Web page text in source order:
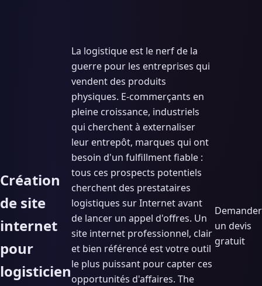
Création
de site
internet
pour
logisticien
La logistique est le nerf de la
guerre pour les entreprises qui
vendent des produits
physiques. E-commerçants en
pleine croissance, industriels
qui cherchent à externaliser
leur entrepôt, marques qui ont
besoin d'un fulfillment fiable :
tous ces prospects potentiels
cherchent des prestataires
logistiques sur Internet avant
de lancer un appel d'offres. Un
site internet professionnel, clair
et bien référencé est votre outil
le plus puissant pour capter ces
opportunités d'affaires. The
Demander
un devis
gratuit